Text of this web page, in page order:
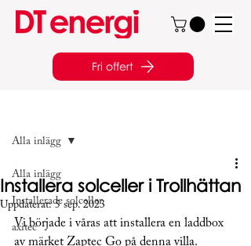
Fri offert
Alla inlägg
Installerade solceller
axitec
Alla inlägg
Installera solceller i Trollhättan
Uppdaterat:5 sep. 2023
Vi började i våras att installera en laddbox
av märket Zaptec Go på denna villa.